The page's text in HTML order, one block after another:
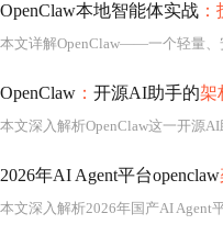
OpenClaw本地智能体实战
本文详解OpenClaw——一个轻量、
OpenClaw ： 开源AI助手的架
本文深入解析OpenClaw这一开源
2026年AI Agent平台openclaw
本文深入解析2026年国产AI Agent